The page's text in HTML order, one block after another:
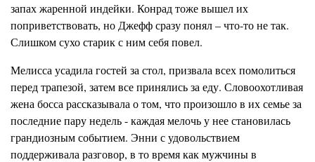
запах жаренной индейки. Конрад тоже вышел их
поприветствовать, но Джефф сразу понял – что-то не так.
Слишком сухо старик с ним себя повел.
Мелисса усадила гостей за стол, призвала всех помолиться
перед трапезой, затем все принялись за еду. Словоохотливая
жена босса рассказывала о том, что произошло в их семье за
последние пару недель - каждая мелочь у нее становилась
грандиозным событием. Энни с удовольствием
поддерживала разговор, в то время как мужчины в